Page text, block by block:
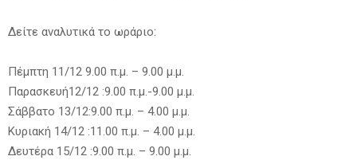
Δείτε αναλυτικά το ωράριο:
Πέμπτη 11/12 9.00 π.μ. – 9.00 μ.μ.
Παρασκευή12/12 :9.00 π.μ.-9.00 μ.μ.
Σάββατο 13/12:9.00 π.μ. – 4.00 μ.μ.
Κυριακή 14/12 :11.00 π.μ. – 4.00 μ.μ.
Δευτέρα 15/12 :9.00 π.μ. – 9.00 μ.μ.